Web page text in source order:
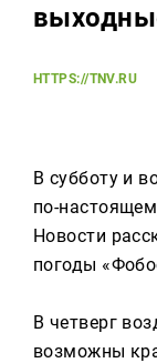
Реклама
Для связи
reception@tnvtv.ru
+7 (843)
HTTPS://TNV.RU
В субботу и
по-
Новости
погоды
В четверг
возможны